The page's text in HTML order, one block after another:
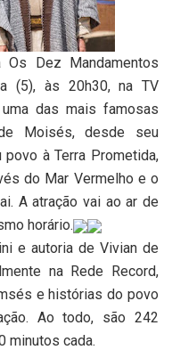
Dez Mandamentos
(5), às 20h30, na TV
das mais famosas
Moisés, desde seu
à Terra Prometida,
do Mar Vermelho e o
A atração vai ao ar de
horário.
e autoria de Vivian de
na Rede Record,
e histórias do povo
Ao todo, são 242
minutos cada.